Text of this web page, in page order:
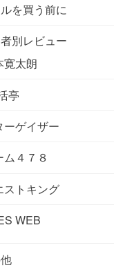
を買う前に
別レビュー
寛太朗
亭
ーゲイザー
ム４７８
ストキング
WEB